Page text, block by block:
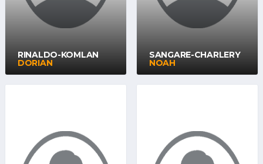
RINALDO-KOMLAN
DORIAN
SANGARE-CHARLERY
NOAH